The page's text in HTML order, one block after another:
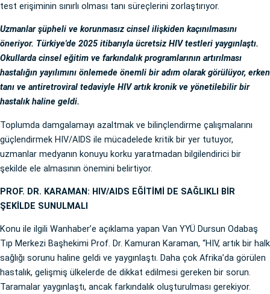
test erişiminin sınırlı olması tanı süreçlerini zorlaştırıyor.
Uzmanlar şüpheli ve korunmasız cinsel ilişkiden kaçınılmasını
öneriyor. Türkiye'de 2025 itibarıyla ücretsiz HIV testleri yaygınlaştı.
Okullarda cinsel eğitim ve farkındalık programlarının artırılması
hastalığın yayılımını önlemede önemli bir adım olarak görülüyor, erken
tanı ve antiretroviral tedaviyle HIV artık kronik ve yönetilebilir bir
hastalık haline geldi.
Toplumda damgalamayı azaltmak ve bilinçlendirme çalışmalarını
güçlendirmek HIV/AIDS ile mücadelede kritik bir yer tutuyor,
uzmanlar medyanın konuyu korku yaratmadan bilgilendirici bir
şekilde ele almasının önemini belirtiyor.
PROF. DR. KARAMAN: HIV/AIDS EĞİTİMİ DE SAĞLIKLI BİR
ŞEKİLDE SUNULMALI
Konu ile ilgili Wanhaber’e açıklama yapan Van YYÜ Dursun Odabaş
Tıp Merkezi Başhekimi Prof. Dr. Kamuran Karaman, “HIV, artık bir halk
sağlığı sorunu haline geldi ve yaygınlaştı. Daha çok Afrika’da görülen
hastalık, gelişmiş ülkelerde de dikkat edilmesi gereken bir sorun.
Taramalar yaygınlaştı, ancak farkındalık oluşturulması gerekiyor.